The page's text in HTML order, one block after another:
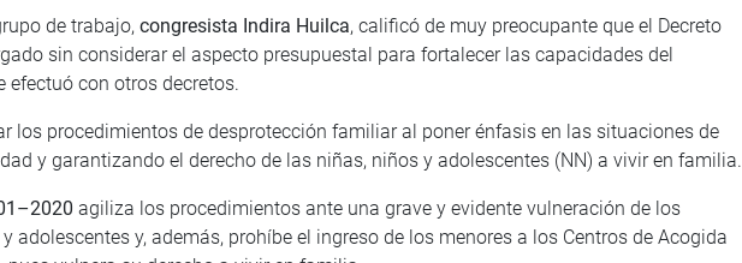
de trabajo, congresista Indira Huilca, calificó de muy preocupante que el Decreto
sin considerar el aspecto presupuestal para fortalecer las capacidades del
efectuó con otros decretos.
los procedimientos de desprotección familiar al poner énfasis en las situaciones de
y garantizando el derecho de las niñas, niños y adolescentes (NN) a vivir en familia.
agiliza los procedimientos ante una grave y evidente vulneración de los
adolescentes y, además, prohíbe el ingreso de los menores a los Centros de Acogida